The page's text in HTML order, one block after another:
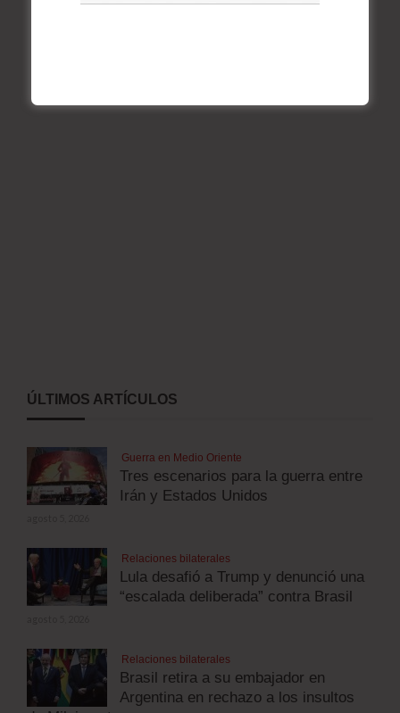
ÚLTIMOS ARTÍCULOS
Guerra en Medio Oriente
Tres escenarios para la guerra entre
Irán y Estados Unidos
Relaciones bilaterales
Lula desafió a Trump y denunció una
“escalada deliberada” contra Brasil
Relaciones bilaterales
Brasil retira a su embajador en
Argentina en rechazo a los insultos